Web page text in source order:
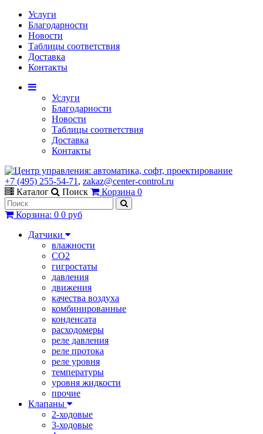
Услуги
Благодарности
Новости
Таблицы соответствия
Доставка
Контакты
Услуги
Благодарности
Новости
Таблицы соответствия
Доставка
Контакты
+7 (495) 255-54-71 , zakaz@center-control.ru
Каталог
Поиск Корзина 0
Корзина: 0 0 руб
Датчики
влажности
CO2
гигростаты
давления
движения
качества воздуха
комбинированные
конденсата
расходомеры
реле давления
реле протока
реле уровня
температуры
уровня жидкости
прочие
Клапаны
2-ходовые
3-ходовые